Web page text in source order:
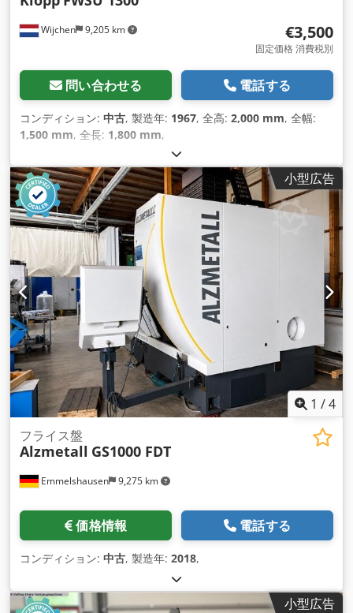
Wijchen 9,205 km €3,500
固定価格 消費税別
問い合わせる 電話する
コンディション: 中古, 製造年: 1967, 全高: 2,000 mm, 全幅:
1,500 mm, 全長: 1,800 mm,
小型広告
1 /4
Emmelshausen 9,275 km
フライス盤
Alzmetall GS1000 FDT
価格情報 電話する
コンディション: 中古, 製造年: 2018,
小型広告